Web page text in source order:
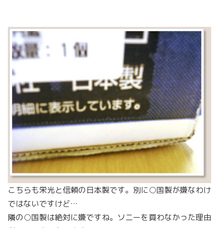
こちらも栄光と信頼の日本製です。別に○国製が嫌なわけ
ではないですけど…
隣の○国製は絶対に嫌ですね。ソニーを買わなかった理由